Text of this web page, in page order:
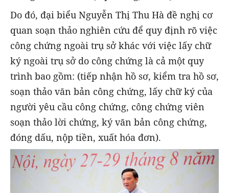
Do đó, đại biểu Nguyễn Thị Thu Hà đề nghị cơ
quan soạn thảo nghiên cứu để quy định rõ việc
công chứng ngoài trụ sở khác với việc lấy chữ
ký ngoài trụ sở do công chứng là cả một quy
trình bao gồm: (tiếp nhận hồ sơ, kiểm tra hồ sơ,
soạn thảo văn bản công chứng, lấy chữ ký của
người yêu cầu công chứng, công chứng viên
soạn thảo lời chứng, ký văn bản công chứng,
đóng dấu, nộp tiền, xuất hóa đơn).